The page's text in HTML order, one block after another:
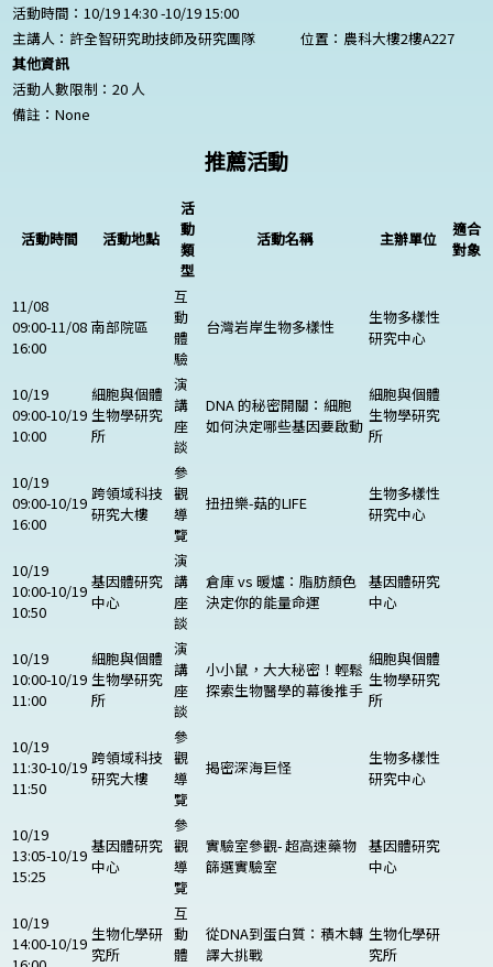
活動時間：10/19 14:30 -10/19 15:00
主講人：許全智研究助技師及研究團隊
位置：農科大樓2樓A227
其他資訊
活動人數限制：20 人
備註： None
推薦活動
活動時間 活動地點
活
動
類
型
活動名稱 主辦單位
適合
對象
11/08
09:00-11/08
16:00
南部院區
互
動
體
驗
台灣岩岸生物多樣性
生物多樣性
研究中心
10/19
09:00-10/19
10:00
細胞與個體
生物學研究
所
演
講
座
談
DNA 的秘密開關：細胞
如何決定哪些基因要啟動
細胞與個體
生物學研究
所
10/19
09:00-10/19
16:00
跨領域科技
研究大樓
參
觀
導
覽
扭扭樂-菇的LIFE
生物多樣性
研究中心
10/19
10:00-10/19
10:50
基因體研究
中心
演
講
座
談
倉庫 vs 暖爐：脂肪顏色
決定你的能量命運
基因體研究
中心
10/19
10:00-10/19
11:00
細胞與個體
生物學研究
所
演
講
座
談
小小鼠，大大秘密！輕鬆
探索生物醫學的幕後推手
細胞與個體
生物學研究
所
10/19
11:30-10/19
11:50
跨領域科技
研究大樓
參
觀
導
覽
揭密深海巨怪
生物多樣性
研究中心
10/19
13:05-10/19
15:25
基因體研究
中心
參
觀
導
覽
實驗室參觀- 超高速藥物
篩選實驗室
基因體研究
中心
10/19
14:00-10/19 生物化學研
究所
互
動
體
從DNA到蛋白質：積木轉
譯大挑戰
生物化學研
究所